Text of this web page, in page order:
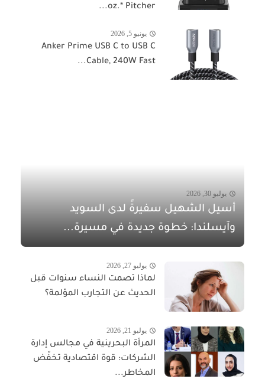
oz.* Pitcher...
يونيو 5, 2026
Anker Prime USB C to USB C
Cable, 240W Fast...
يوليو 30, 2026
أسيل الشهيل سفيرةً لدى السويد
وآيسلندا: خطوة جديدة في مسيرة...
يوليو 27, 2026
لماذا تصمت النساء سنوات قبل
الحديث عن التجارب المؤلمة؟
يوليو 21, 2026
المرأة البحرينية في مجالس إدارة
الشركات: قوة اقتصادية تخفّض
المخاطر...